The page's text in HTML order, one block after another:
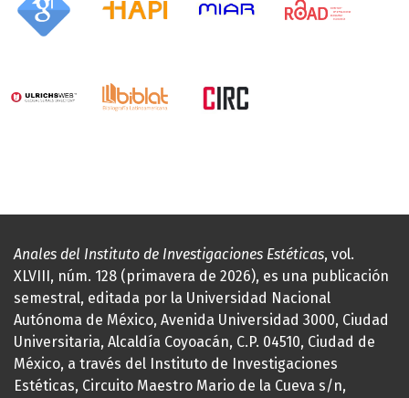
Anales del Instituto de Investigaciones Estéticas, vol.
XLVIII, núm. 128 (primavera de 2026), es una publicación
semestral, editada por la Universidad Nacional
Autónoma de México, Avenida Universidad 3000, Ciudad
Universitaria, Alcaldía Coyoacán, C.P. 04510, Ciudad de
México, a través del Instituto de Investigaciones
Estéticas, Circuito Maestro Mario de la Cueva s/n,